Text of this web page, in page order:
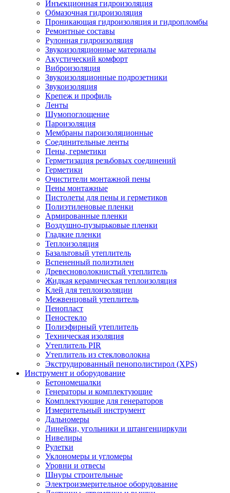
Инъекционная гидроизоляция
Обмазочная гидроизоляция
Проникающая гидроизоляция и гидропломбы
Ремонтные составы
Рулонная гидроизоляция
Звукоизоляционные материалы
Акустический комфорт
Виброизоляция
Звукоизоляционные подрозетники
Звукоизоляция
Крепеж и профиль
Ленты
Шумопоглощение
Пароизоляция
Мембраны пароизоляционные
Соединительные ленты
Пены, герметики
Герметизация резьбовых соединений
Герметики
Очистители монтажной пены
Пены монтажные
Пистолеты для пены и герметиков
Полиэтиленовые пленки
Армированные пленки
Воздушно-пузырьковые пленки
Гладкие пленки
Теплоизоляция
Базальтовый утеплитель
Вспененный полиэтилен
Древесноволокнистый утеплитель
Жидкая керамическая теплоизоляция
Клей для теплоизоляции
Межвенцовый утеплитель
Пенопласт
Пеностекло
Полиэфирный утеплитель
Техническая изоляция
Утеплитель PIR
Утеплитель из стекловолокна
Экструдированный пенополистирол (XPS)
Инструмент и оборудование
Бетономешалки
Генераторы и комплектующие
Комплектующие для генераторов
Измерительный инструмент
Дальномеры
Линейки, угольники и штангенциркули
Нивелиры
Рулетки
Уклономеры и угломеры
Уровни и отвесы
Шнуры строительные
Электроизмерительное оборудование